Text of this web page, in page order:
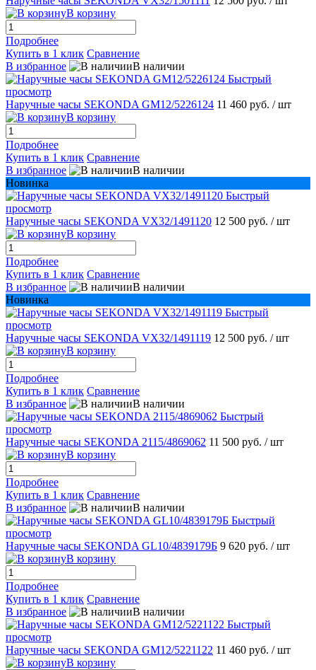
В корзину
Подробнее
Купить в 1 клик Сравнение
В избранное
В наличии
Быстрый
просмотр
Наручные часы SEKONDA GМ12/5226124 11 460 руб. / шт
В корзину
Подробнее
Купить в 1 клик Сравнение
В избранное
В наличии
Новинка
Быстрый
просмотр
Наручные часы SEKONDA VX32/1491120 12 500 руб. / шт
В корзину
Подробнее
Купить в 1 клик Сравнение
В избранное
В наличии
Новинка
Быстрый
просмотр
Наручные часы SEKONDA VX32/1491119 12 500 руб. / шт
В корзину
Подробнее
Купить в 1 клик Сравнение
В избранное
В наличии
Быстрый
просмотр
Наручные часы SEKONDA 2115/4869062 11 500 руб. / шт
В корзину
Подробнее
Купить в 1 клик Сравнение
В избранное
В наличии
Быстрый
просмотр
Наручные часы SEKONDA GL10/4839179Б 9 620 руб. / шт
В корзину
Подробнее
Купить в 1 клик Сравнение
В избранное
В наличии
Быстрый
просмотр
Наручные часы SEKONDA GМ12/5221122 11 460 руб. / шт
В корзину